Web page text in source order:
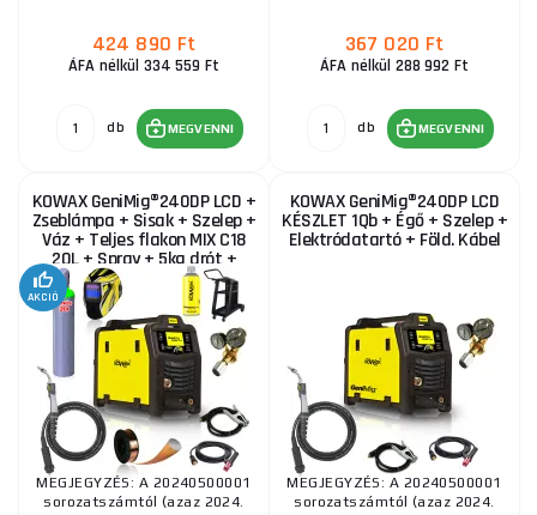
424 890 Ft
ÁFA nélkül 334 559 Ft
db MEGVENNI
367 020 Ft
ÁFA nélkül 288 992 Ft
db MEGVENNI
KOWAX GeniMig®240DP LCD +
Zseblámpa + Sisak + Szelep +
Váz + Teljes flakon MIX C18
20L + Spray + 5kg drót +
Kábelek
AKCIÓ
MEGJEGYZÉS: A 20240500001
sorozatszámtól (azaz 2024.
KOWAX GeniMig®240DP LCD
KÉSZLET 1Qb + Égő + Szelep +
Elektródatartó + Föld. Kábel
MEGJEGYZÉS: A 20240500001
sorozatszámtól (azaz 2024.